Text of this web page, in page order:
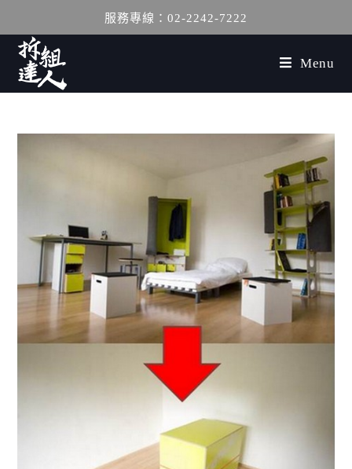
服務專線：02-2242-7222
Menu